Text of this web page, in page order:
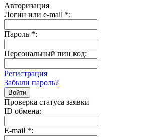
Авторизация
Логин или e-mail *:
Пароль *:
Персональный пин код:
Регистрация
Забыли пароль?
Проверка статуса заявки
ID обмена:
E-mail *: